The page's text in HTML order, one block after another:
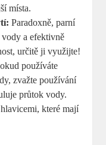
místa.
Paradoxně, parní
a efektivně
určitě ji využijte!
používáte
zvažte používání
průtok vody.
které mají